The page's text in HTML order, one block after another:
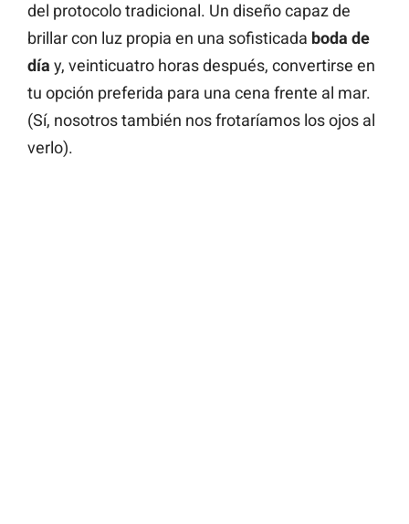
del protocolo tradicional. Un diseño capaz de
brillar con luz propia en una sofisticada boda de
día y, veinticuatro horas después, convertirse en
tu opción preferida para una cena frente al mar.
(Sí, nosotros también nos frotaríamos los ojos al
verlo).